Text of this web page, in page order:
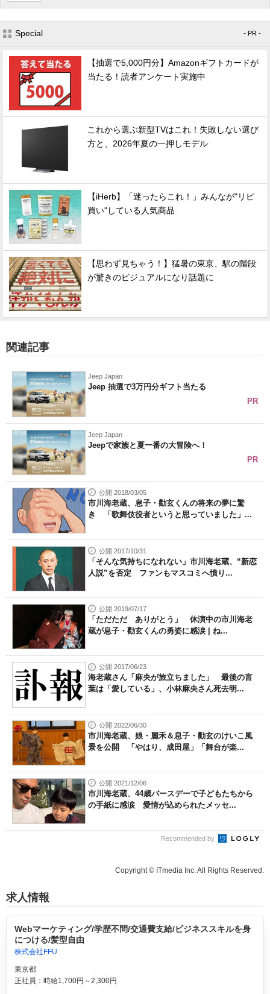
Special - PR -
【抽選で5,000円分】Amazonギフトカードが
当たる！読者アンケート実施中
これから選ぶ新型TVはこれ！失敗しない選び
方と、2026年夏の一押しモデル
【iHerb】「迷ったらこれ！」みんなが"リピ
買い"している人気商品
【思わず見ちゃう！】猛暑の東京、駅の階段
が驚きのビジュアルになり話題に
関連記事
Jeep Japan
Jeep 抽選で3万円分ギフト当たる
PR
Jeep Japan
Jeepで家族と夏一番の大冒険へ！
PR
公開 2018/03/05
市川海老蔵、息子・勸玄くんの将来の夢に驚
き 「歌舞伎役者というと思っていました」...
公開 2017/10/31
「そんな気持ちになれない」市川海老蔵、“新恋
人説”を否定 ファンもマスコミへ憤り...
公開 2019/07/17
「ただただ ありがとう」 休演中の市川海老
蔵が息子・勸玄くんの勇姿に感涙 | ね...
公開 2017/06/23
海老蔵さん「麻央が旅立ちました」 最後の言
葉は「愛している」、小林麻央さん死去明...
公開 2022/06/30
市川海老蔵、娘・麗禾＆息子・勸玄のけいこ風
景を公開 「やはり、成田屋」「舞台が楽...
公開 2021/12/06
市川海老蔵、44歳バースデーで子どもたちから
の手紙に感涙 愛情が込められたメッセ...
Recommended by
Copyright © ITmedia Inc. All Rights Reserved.
求人情報
Webマーケティング/学歴不問/交通費支給/ビジネススキルを身
につける/髪型自由
株式会社FFU
東京都
正社員：時給1,700円～2,300円